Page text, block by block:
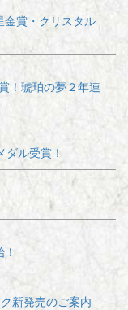
賞・クリスタル
！琥珀の夢２年連
ダル受賞！
新発売のご案内